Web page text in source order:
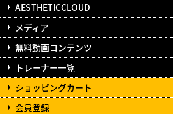
AESTHETICCLOUD
メディア
無料動画コンテンツ
トレーナー一覧
ショッピングカート
会員登録